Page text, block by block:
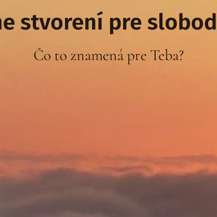
stvorení pre
Čo to znamená pre Teba?